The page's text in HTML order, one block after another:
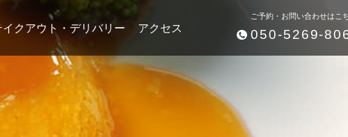
イクアウト・デリバリー アクセス
ご予約・お問い合わせはこ
050-5269-